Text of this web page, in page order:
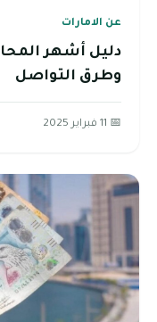
عن الامارات
دليل أشهر
وطرق التواصل
📅 11 فبراير 2025